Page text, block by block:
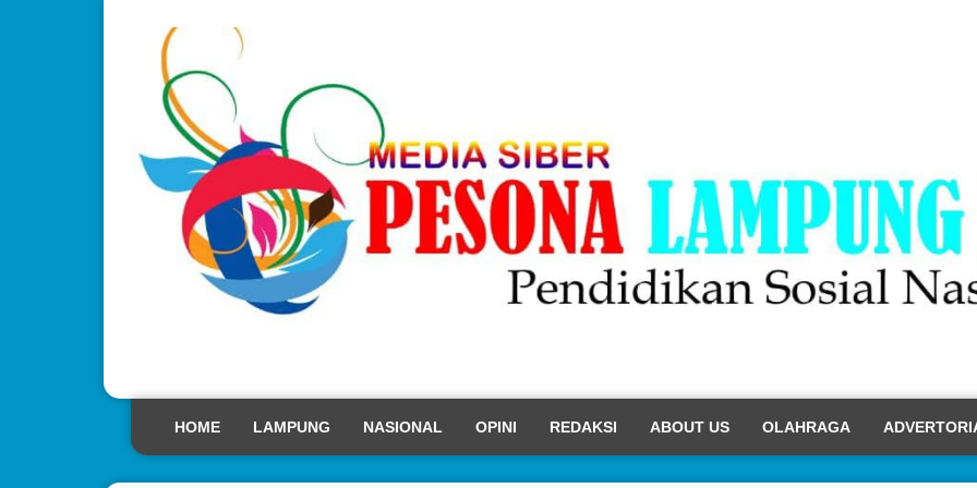
HOME LAMPUNG NASIONAL OPINI REDAKSI ABOUT US OLAHRAGA